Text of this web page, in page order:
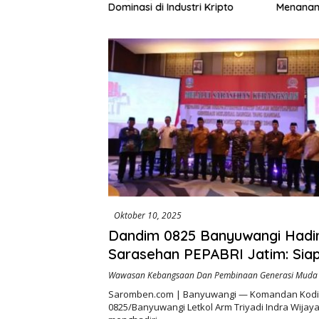
Dominasi di Industri Kripto
Khusus
Oktober 10, 2025
Dandim 0825 Banyuwangi
Sarasehan PEPABRI Jatim:
Generasi Milenial Menuju
2045
Wawasan Kebangsaan Dan Pembinaan Generasi Muda
Saromben.com | Banyuwangi — Komandan
0825/Banyuwangi Letkol Arm Triyadi Indra